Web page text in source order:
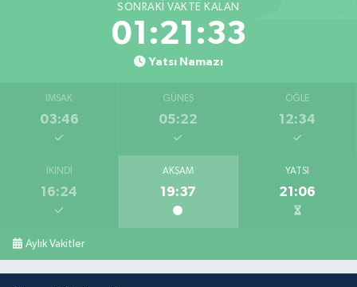
SONRAKI VAKTE KALAN
01:21:32
Yatsı Namazı
İMSAK
03:46
GÜNEŞ
05:22
ÖĞLE
12:34
İKINDI
16:24
AKŞAM
19:37
YATSI
21:06
Aylık Vakitler